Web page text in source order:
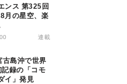
ンス 第325回
月の星空、楽
連載
録の「コモ
イ」発見